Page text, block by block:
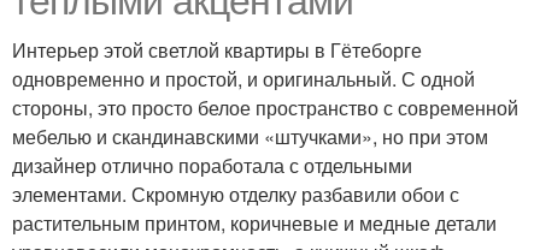
Интерьер этой светлой квартиры в Гётеборге
одновременно и простой, и оригинальный. С одной
стороны, это просто белое пространство с современной
мебелью и скандинавскими «штучками», но при этом
дизайнер отлично поработала с отдельными
элементами. Скромную отделку разбавили обои с
растительным принтом, коричневые и медные детали